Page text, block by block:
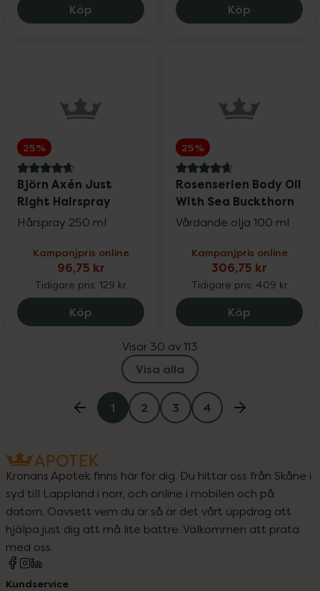
Köp Umberto Giannini Curl Jelly
Köp IsaDora
25%
4.7 av 5 i omdöme
Björn Axén Just
Right Hairspray
Hårspray 250 ml
Kampanjpris online
96,75 kr
Tidigare pris: 129 kr
Köp Björn Axén Just Right Hairspray, 96.75
25%
4.8 av 5 i omdöme
Rosenserien Body Oil
With Sea Buckthorn
Vårdande olja 100 ml
Kampanjpris online
306,75 kr
Tidigare pris: 409 kr
Köp
Visar 30 av 113
Visa alla
1 2 3 4
Kronans Apotek finns här för dig. Du hittar oss från Skåne i
syd till Lappland i norr, och online i mobilen och på
datorn. Oavsett vem du är så är det vårt uppdrag att
hjälpa just dig att må lite bättre. Välkommen att prata
med oss.
Kundservice